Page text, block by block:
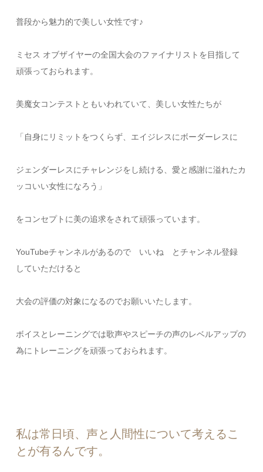
普段から魅力的で美しい女性です♪
ミセス オブザイヤーの全国大会のファイナリストを目指して
頑張っておられます。
美魔女コンテストともいわれていて、美しい女性たちが
「自身にリミットをつくらず、エイジレスにボーダーレスに
ジェンダーレスにチャレンジをし続ける、愛と感謝に溢れたカ
ッコいい女性になろう」
をコンセプトに美の追求をされて頑張っています。
YouTubeチャンネルがあるので いいね とチャンネル登録
していただけると
大会の評価の対象になるのでお願いいたします。
ボイスとレーニングでは歌声やスピーチの声のレベルアップの
為にトレーニングを頑張っておられます。
私は常日頃、声と人間性について考えるこ
とが有るんです。